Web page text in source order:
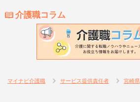
介護職コラム
マイナビ介護職 サービス提供責任者 宮崎県